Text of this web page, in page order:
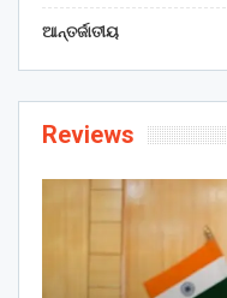
ଆନ୍ତର୍ଜାତୀୟ
Reviews